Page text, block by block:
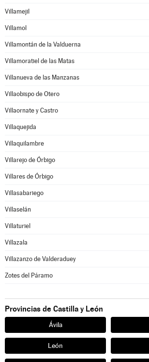
Villamejil
Villamol
Villamontán de la Valduerna
Villamoratiel de las Matas
Villanueva de las Manzanas
Villaobispo de Otero
Villaornate y Castro
Villaquejida
Villaquilambre
Villarejo de Órbigo
Villares de Órbigo
Villasabariego
Villaselán
Villaturiel
Villazala
Villazanzo de Valderaduey
Zotes del Páramo
Provincias de Castilla y León
Ávila
León